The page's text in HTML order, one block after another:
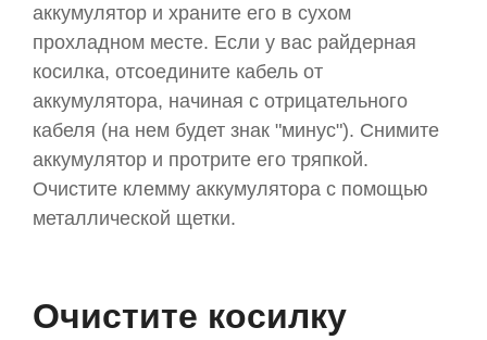
аккумулятор и храните его в сухом
прохладном месте. Если у вас райдерная
косилка, отсоедините кабель от
аккумулятора, начиная с отрицательного
кабеля (на нем будет знак "минус"). Снимите
аккумулятор и протрите его тряпкой.
Очистите клемму аккумулятора с помощью
металлической щетки.
Очистите косилку